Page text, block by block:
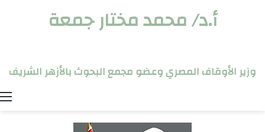
أ.د/ محمد مختار جمعة
وزير الأوقاف المصري وعضو مجمع البحوث بالأزهر الشريف